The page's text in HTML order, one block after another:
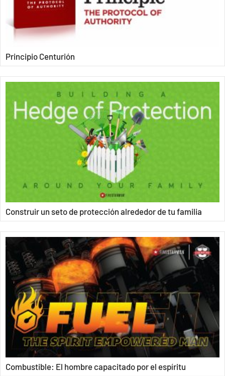
Principio Centurión
Construir un seto de protección alrededor de tu familia
Combustible: El hombre capacitado por el espíritu